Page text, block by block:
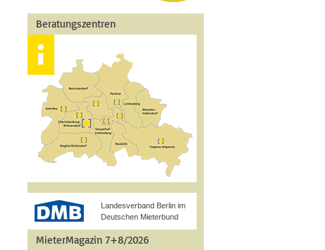
Beratungszentren
Landesverband Berlin im
Deutschen Mieterbund
MieterMagazin 7+8/2026